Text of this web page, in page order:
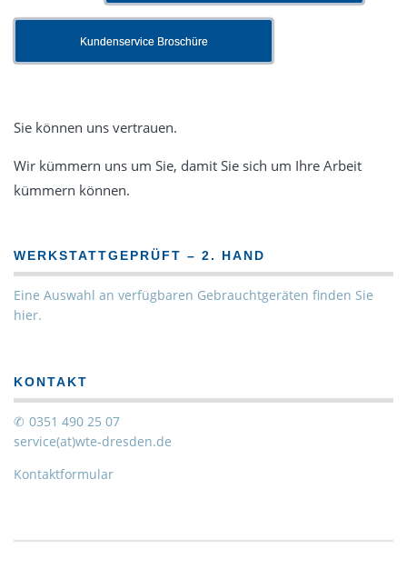
Kundenservice Broschüre
Sie können uns vertrauen.
Wir kümmern uns um Sie, damit Sie sich um Ihre Arbeit
kümmern können.
WERKSTATTGEPRÜFT – 2. HAND
Eine Auswahl an verfügbaren Gebrauchtgeräten finden Sie
hier.
KONTAKT
0351 490 25 07
service(at)wte-dresden.de
Kontaktformular